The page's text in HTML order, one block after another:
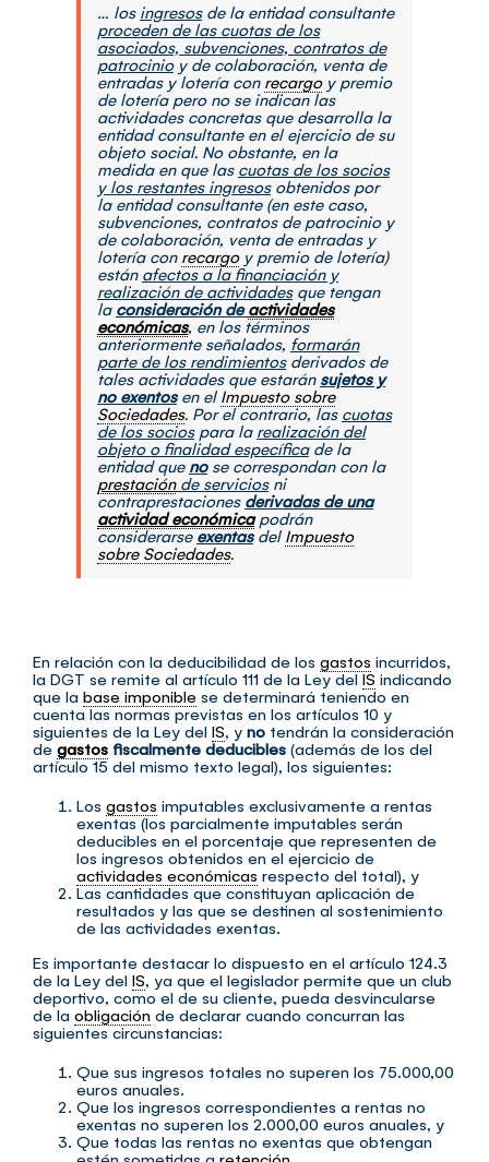
… los ingresosde la entidad consultante
proceden de las cuotas de los
asociados, subvenciones, contratos de
patrocinioy de colaboración, venta de
entradas y lotería con recargoy premio
de lotería pero no se indican las
actividades concretas que desarrolla la
entidad consultante en el ejercicio de su
objeto social. No obstante, en la
medida en que las cuotas de los socios
y los restantes ingresosobtenidos por
la entidad consultante (en este caso,
subvenciones, contratos de patrocinio y
de colaboración, venta de entradas y
lotería con recargoy premio de lotería)
están afectos a la financiación y
realización de actividadesque tengan
la consideración deactividades
económicas, en los términos
anteriormente señalados, formarán
parte de los rendimientosderivados de
tales actividades que estarán sujetos y
no exentosen el Impuesto sobre
Sociedades. Por el contrario, las cuotas
de los sociospara la realización del
objeto o finalidad específicade la
entidad que nose correspondan con la
prestaciónde serviciosni
contraprestaciones derivadas de una
actividad económicapodrán
considerarseexentasdel Impuesto
sobre Sociedades.
En relación con la deducibilidad de los gastos incurridos,
la DGT se remite al artículo 111 de la Ley delIS indicando
que la base imponible se determinará teniendo en
cuenta las normas previstas en los artículos 10 y
siguientes de la Ley del IS, y no tendrán la consideración
de gastos fiscalmente deducibles (además de los del
artículo 15 del mismo texto legal), los siguientes:
Los gastos imputables exclusivamente a rentas
exentas (los parcialmente imputables serán
deducibles en el porcentaje que representen de
los ingresos obtenidos en el ejercicio de
actividades económicas respecto del total), y
Las cantidades que constituyan aplicación de
resultados y las que se destinen al sostenimiento
de las actividades exentas.
Es importante destacar lo dispuesto en el artículo 124.3
de la Ley del IS, ya que el legislador permite que un club
deportivo, como el de su cliente, pueda desvincularse
de la obligación de declarar cuando concurran las
siguientes circunstancias:
Que sus ingresos totales no superen los 75.000,00
euros anuales.
Que los ingresos correspondientes a rentas no
exentas no superen los 2.000,00 euros anuales, y
Que todas las rentas no exentas que obtengan